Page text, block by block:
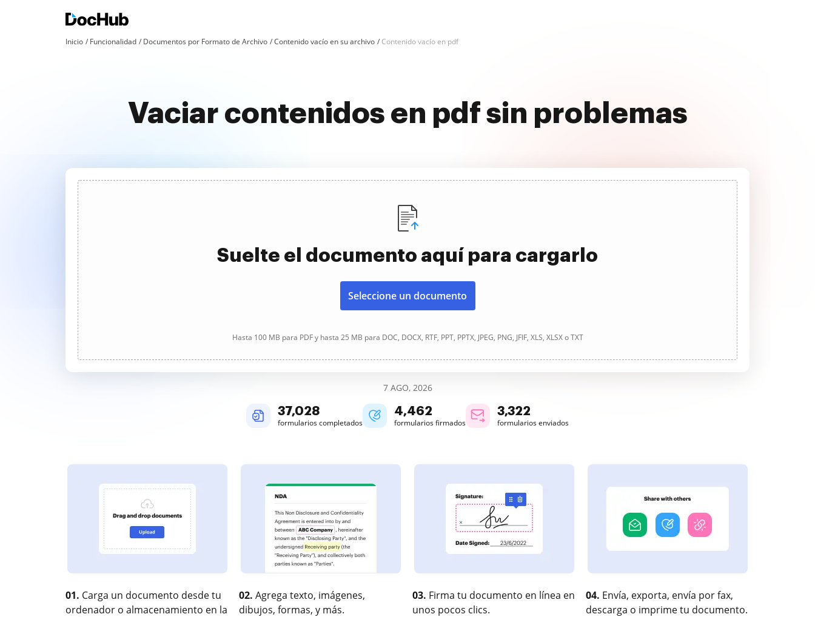
Inicio Funcionalidad Documentos por Formato de Archivo Contenido vacío en su archivo Contenido vacío en pdf
Vaciar contenidos en pdf sin problemas
Suelte el documento aquí para cargarlo
Seleccione un documento
Hasta 100 MB para PDF y hasta 25 MB para DOC, DOCX, RTF, PPT, PPTX, JPEG, PNG, JFIF, XLS, XLSX o TXT
7 AGO, 2026
37,029
formularios completados
4,462
formularios firmados
3,322
formularios enviados
01. Carga un documento desde tu
ordenador o almacenamiento en la
02. Agrega texto, imágenes,
dibujos, formas, y más.
03. Firma tu documento en línea en
unos pocos clics.
04. Envía, exporta, envía por fax,
descarga o imprime tu documento.